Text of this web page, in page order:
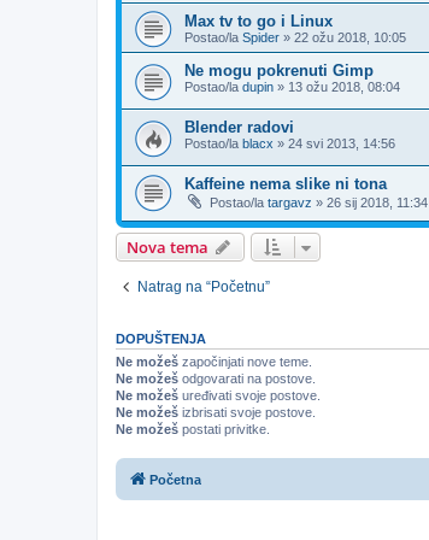
Max tv to go i Linux
Postao/la Spider » 22 ožu 2018, 10:05
Ne mogu pokrenuti Gimp
Postao/la dupin » 13 ožu 2018, 08:04
Blender radovi
Postao/la blacx » 24 svi 2013, 14:56
Kaffeine nema slike ni tona
Postao/la targavz » 26 sij 2018, 11:34
Nova tema
Natrag na “Početnu”
DOPUŠTENJA
Ne možeš započinjati nove teme.
Ne možeš odgovarati na postove.
Ne možeš uređivati svoje postove.
Ne možeš izbrisati svoje postove.
Ne možeš postati privitke.
Početna